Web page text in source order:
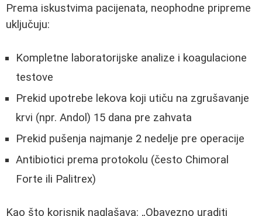
Prema iskustvima pacijenata, neophodne pripreme
uključuju:
Kompletne laboratorijske analize i koagulacione
testove
Prekid upotrebe lekova koji utiču na zgrušavanje
krvi (npr. Andol) 15 dana pre zahvata
Prekid pušenja najmanje 2 nedelje pre operacije
Antibiotici prema protokolu (često Chimoral
Forte ili Palitrex)
Kao što korisnik naglašava: Obavezno uraditi